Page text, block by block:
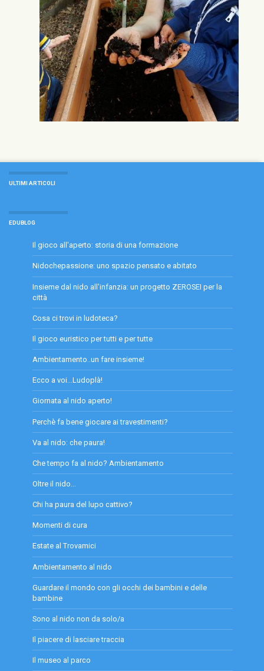
ULTIMI ARTICOLI
EDUBLOG
Il gioco all'aperto: storia di una formazione
Nidochepassione: uno spazio pensato e abitato
Insieme dal nido all'infanzia: un progetto ZEROSEI per la
città
Cosa ci trovi in ludoteca?
Il gioco euristico per tutti e per tutte
Ambientamento..un fare insieme!
Ecco a voi...Ludoplà!
Giornata al nido aperto!
Perchè fa bene giocare ai travestimenti?
Va al nido: che paura!
Che tempo fa al nido? Ambientamento
Oltre il nido...
Chi ha paura del lupo cattivo?
Momenti di cura
Estate al Trovamici
Ambientamento al nido
Guardare il mondo con gli occhi dei bambini e delle
bambine
Sono al nido non da solo/a
Il piacere di lasciare traccia
Il museo al parco